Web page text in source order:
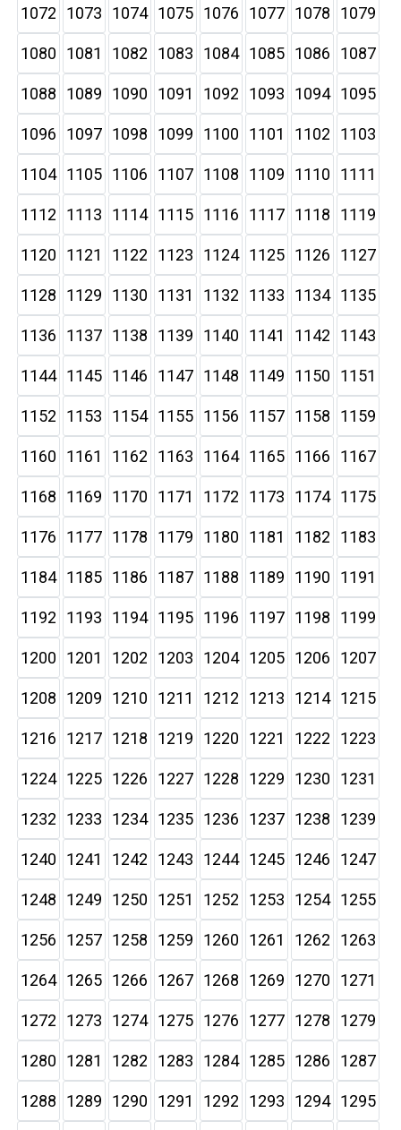
1072 1073 1074 1075 1076 1077 1078 1079
1080 1081 1082 1083 1084 1085 1086 1087
1088 1089 1090 1091 1092 1093 1094 1095
1096 1097 1098 1099 1100 1101 1102 1103
1104 1105 1106 1107 1108 1109 1110 1111
1112 1113 1114 1115 1116 1117 1118 1119
1120 1121 1122 1123 1124 1125 1126 1127
1128 1129 1130 1131 1132 1133 1134 1135
1136 1137 1138 1139 1140 1141 1142 1143
1144 1145 1146 1147 1148 1149 1150 1151
1152 1153 1154 1155 1156 1157 1158 1159
1160 1161 1162 1163 1164 1165 1166 1167
1168 1169 1170 1171 1172 1173 1174 1175
1176 1177 1178 1179 1180 1181 1182 1183
1184 1185 1186 1187 1188 1189 1190 1191
1192 1193 1194 1195 1196 1197 1198 1199
1200 1201 1202 1203 1204 1205 1206 1207
1208 1209 1210 1211 1212 1213 1214 1215
1216 1217 1218 1219 1220 1221 1222 1223
1224 1225 1226 1227 1228 1229 1230 1231
1232 1233 1234 1235 1236 1237 1238 1239
1240 1241 1242 1243 1244 1245 1246 1247
1248 1249 1250 1251 1252 1253 1254 1255
1256 1257 1258 1259 1260 1261 1262 1263
1264 1265 1266 1267 1268 1269 1270 1271
1272 1273 1274 1275 1276 1277 1278 1279
1280 1281 1282 1283 1284 1285 1286 1287
1288 1289 1290 1291 1292 1293 1294 1295